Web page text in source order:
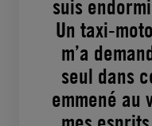
suis
Un taxi-
m’a
seul dans
emmené au